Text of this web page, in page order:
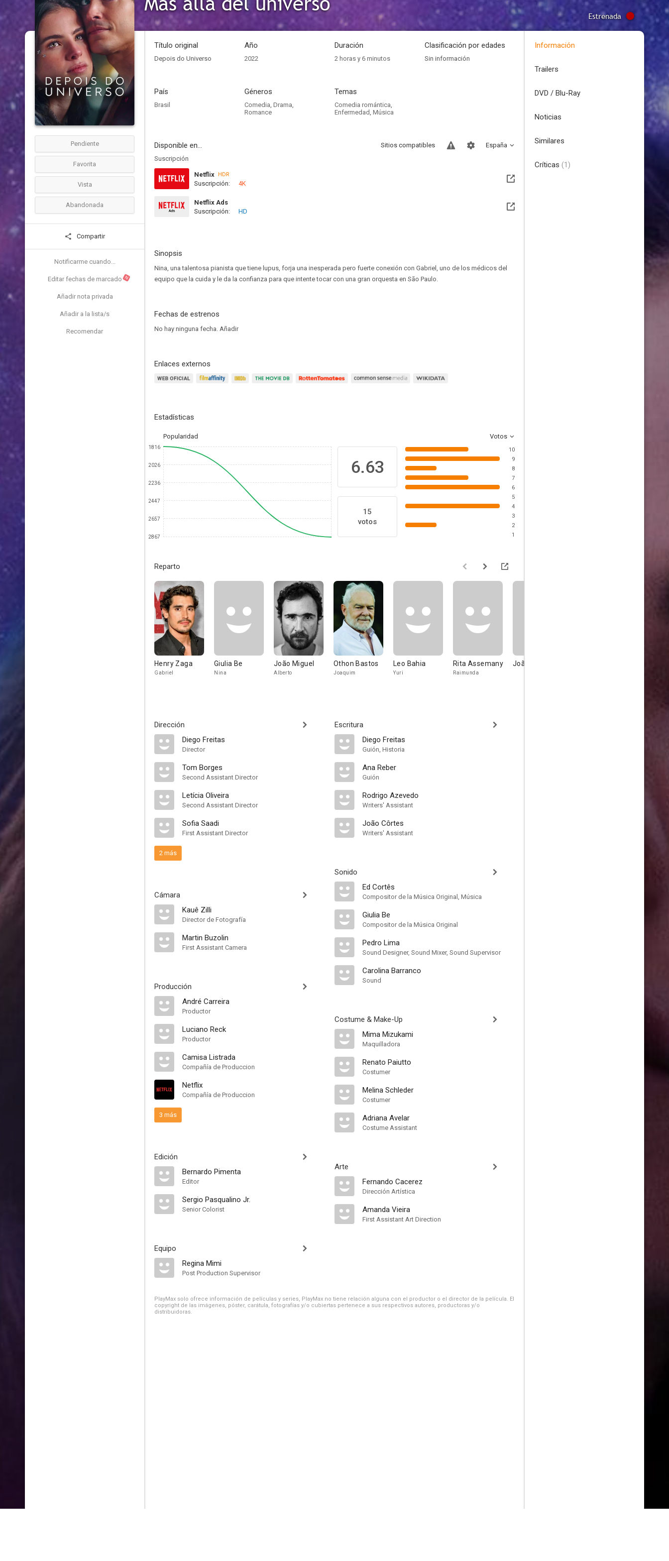
Estrenada
Pendiente
Favorita
Vista
Abandonada
Compartir
Notificarme cuando...
Editar fechas de marcado N
Añadir nota privada
Añadir a la lista/s
Recomendar
Título original
Depois do Universo
Año
2022
Duración
2 horas y 6 minutos
Clasificación por edades
Sin información
País
Brasil
Géneros
Comedia, Drama,
Romance
Temas
Comedia romántica,
Enfermedad, Música
Disponible en... España
Sitios compatibles
Suscripción
Netflix HDR
Suscripción: 4K
Netflix Ads
Suscripción:
HD
Sinopsis
Nina, una talentosa pianista que tiene lupus, forja una inesperada pero fuerte conexión con Gabriel, uno de los médicos del
equipo que la cuida y le da la confianza para que intente tocar con una gran orquesta en São Paulo.
Fechas de estrenos
No hay ninguna fecha. Añadir
Enlaces externos
Estadísticas
Popularidad Votos
1816
2026
2236
2447
2657
2867
6.63
15
votos
10
9
8
7
6
5
4
3
2
1
Reparto
Henry Zaga
Gabriel
Giulia Be
Nina
João Miguel
Alberto
Othon Bastos
Joaquim
Leo Bahia
Yuri
Rita Assemany
Raimunda
João Côrtes
Dirección
Diego Freitas
Director
Tom Borges
Second Assistant Director
Letícia Oliveira
Second Assistant Director
Sofia Saadi
First Assistant Director
2 más
Cámara
Kauê Zilli
Director de Fotografía
Martin Buzolin
First Assistant Camera
Producción
André Carreira
Productor
Luciano Reck
Productor
Camisa Listrada
Compañía de Produccion
Netflix
Compañía de Produccion
3 más
Edición
Bernardo Pimenta
Editor
Sergio Pasqualino Jr.
Senior Colorist
Equipo
Regina Mimi
Post Production Supervisor
Escritura
Diego Freitas
Guión, Historia
Ana Reber
Guión
Rodrigo Azevedo
Writers' Assistant
João Côrtes
Writers' Assistant
Sonido
Ed Cortês
Compositor de la Música Original, Música
Giulia Be
Compositor de la Música Original
Pedro Lima
Sound Designer, Sound Mixer, Sound Supervisor
Carolina Barranco
Sound
Costume & Make-Up
Mima Mizukami
Maquilladora
Renato Paiutto
Costumer
Melina Schleder
Costumer
Adriana Avelar
Costume Assistant
Arte
Fernando Cacerez
Dirección Artística
Amanda Vieira
First Assistant Art Direction
PlayMax solo ofrece información de películas y series, PlayMax no tiene relación alguna con el productor o el director de la película. El
copyright de las imágenes, póster, carátula, fotografías y/o cubiertas pertenece a sus respectivos autores, productoras y/o
distribuidoras.
Información
Trailers
DVD / Blu-Ray
Noticias
Similares
Críticas (1)